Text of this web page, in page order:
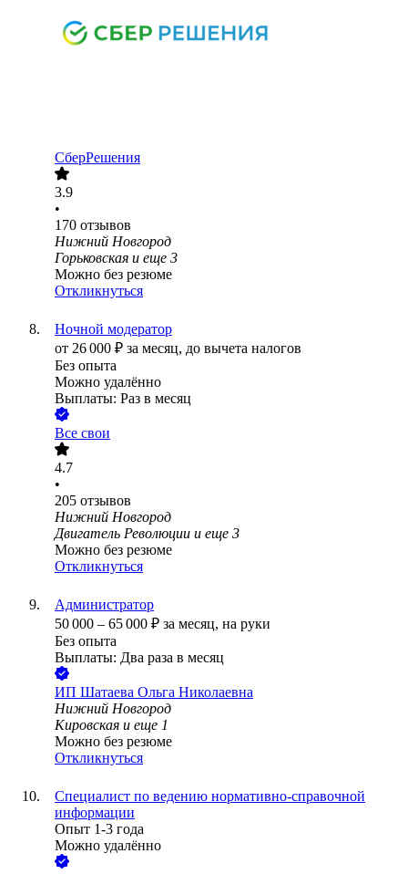
СберРешения
3.9
•
170 отзывов
Нижний Новгород
Горьковская и еще 3
Можно без резюме
Откликнуться
Ночной модератор
от 26 000 ₽ за месяц, до вычета налогов
Без опыта
Можно удалённо
Выплаты: Раз в месяц
Все свои
4.7
•
205 отзывов
Нижний Новгород
Двигатель Революции и еще 3
Можно без резюме
Откликнуться
Администратор
50 000 – 65 000 ₽ за месяц, на руки
Без опыта
Выплаты: Два раза в месяц
ИП Шатаева Ольга Николаевна
Нижний Новгород
Кировская и еще 1
Можно без резюме
Откликнуться
Специалист по ведению нормативно-справочной
информации
Опыт 1-3 года
Можно удалённо